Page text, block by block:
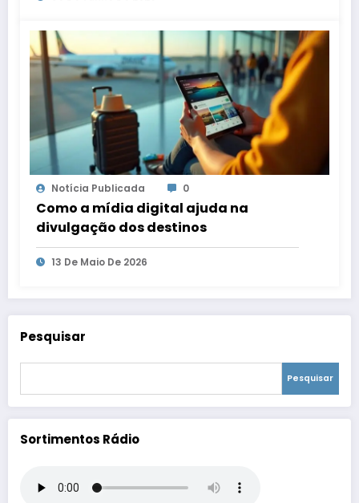
Notícia Publicada 0
Como a mídia digital ajuda na
divulgação dos destinos
13 De Maio De 2026
Pesquisar
Pesquisar
Sortimentos Rádio